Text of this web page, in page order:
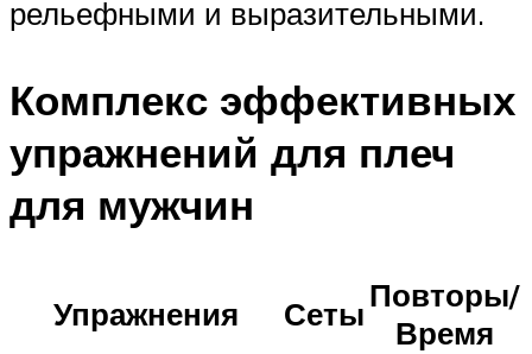
рельефными и выразительными.
Комплекс эффективных
упражнений для плеч
для мужчин
Упражнения СетыПовторы/
Время